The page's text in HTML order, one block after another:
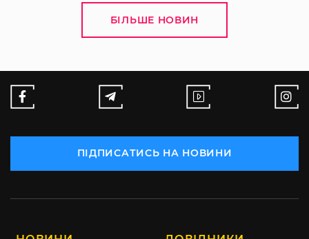
БІЛЬШЕ НОВИН
ПІДПИСАТИСЬ НА НОВИНИ